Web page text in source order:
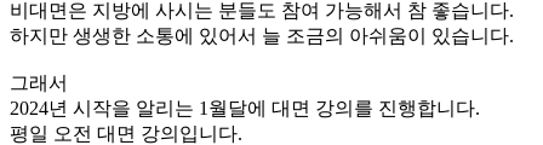
비대면은 지방에 사시는 분들도 참여 가능해서 참 좋습니다.
하지만 생생한 소통에 있어서 늘 조금의 아쉬움이 있습니다.​
그래서
2024년 시작을 알리는 1월달에 대면 강의를 진행합니다.
평일 오전 대면 강의입니다.